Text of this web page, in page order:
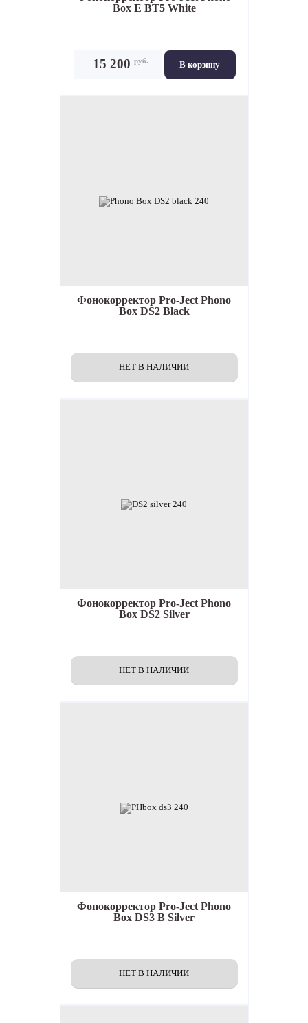
Box E BT5 White
В корзину
15 200 руб.
Фонокорректор Pro-Ject Phono
Box DS2 Black
Фонокорректор Pro-Ject Phono
Box DS2 Silver
Фонокорректор Pro-Ject Phono
Box DS3 B Silver